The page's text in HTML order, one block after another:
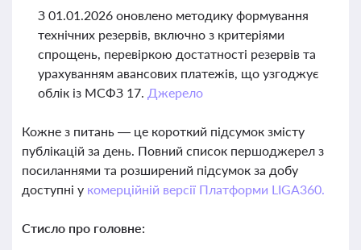
З 01.01.2026 оновлено методику формування
технічних резервів, включно з критеріями
спрощень, перевіркою достатності резервів та
урахуванням авансових платежів, що узгоджує
облік із МСФЗ 17. Джерело
Кожне з питань — це короткий підсумок змісту
публікацій за день. Повний список першоджерел з
посиланнями та розширений підсумок за добу
доступні у комерційній версії Платформи LIGA360.
Стисло про головне: